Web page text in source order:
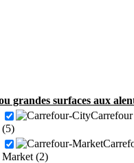
grandes surfaces aux
(5)
Market (2)